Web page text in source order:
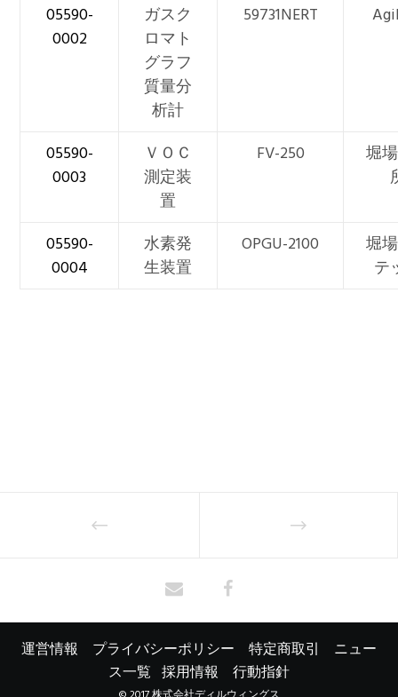
05590-
0002
ガスク
ロマト
グラフ
質量分
析計
59731NERT
05590-
0003
ＶＯＣ
測定装
置
FV-250
堀
05590-
0004
水素発
生装置
OPGU-2100
堀
テ
運営情報 プライバシーポリシー 特定商取引
ニュー
ス一覧 採用情報 行動指針